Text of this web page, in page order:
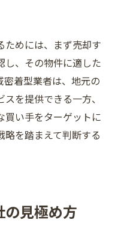
ためには、まず売却す
し、その物件に適した
着型業者は、地元の
を提供できる一方、
買い手をターゲットに
を踏まえて判断する
見極め方